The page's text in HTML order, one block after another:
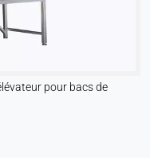
pour bacs de